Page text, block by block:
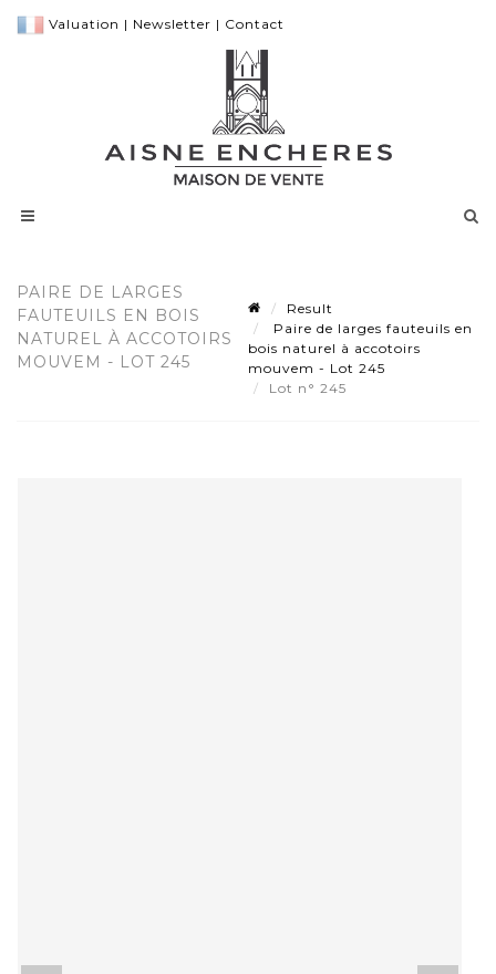
Valuation | Newsletter | Contact
PAIRE DE LARGES
FAUTEUILS EN BOIS
NATUREL À ACCOTOIRS
MOUVEM - LOT 245
Result
Paire de larges fauteuils en
bois naturel à accotoirs
mouvem - Lot 245
Lot n° 245